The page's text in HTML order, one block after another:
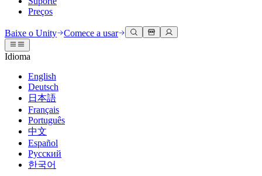
Preços
Engine do Unity
Crie jogos 2D e 3D para qualquer plataforma
Colaboração
Colabore e itere rapidamente com sua equipe
Baixe o Unity
Planos e preços
Implante
Multiplataforma
Colaboração 3D
Construa e revise projetos 3D em tempo real
Treinamento imersivo
Treine em ambientes imersivos
Experiências do cliente
Crie experiências interativas em 3D
Setores
Manufatura
Documentação
Ferramentas de desenvolvedor
Versões de lançamento e rastreador de problemas
Roteiro
Revisar recursos futuros
Glossário
Discussões
Eventos
Eventos globais e locais
Histórias da comunidade
Made with Unity
Mostrando criadores do Unity
Unity Learn
Domine habilidades do Unity gratuitamente
Treinamento profissional
Aprimore sua equipe com treinadores do Unity
É iniciante no Unity?
Conceitos básicos
Inicie seu aprendizado
Caminhos Essenciais do Unity
Obter ajuda
Ajudando você a ter sucesso com Unity
Planos de sucesso
Alcance seus objetivos mais rápido com suporte especializado
Perguntas frequentes
Respostas para perguntas comuns
Entre em contato conosco
Conecte-se com nossa equipe
Baixe o Unity Comece a usar
Idioma
English
Deutsch
日本語
Français
Português
中文
Español
Русский
한국어